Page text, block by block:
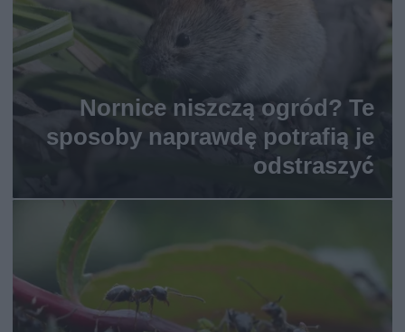
Nornice niszczą ogród? Te
sposoby naprawdę potrafią je
odstraszyć